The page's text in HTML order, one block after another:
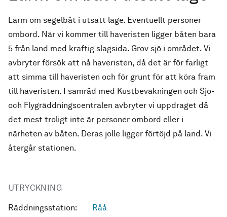
Larm om segelbåt i utsatt läge. Eventuellt personer
ombord. När vi kommer till haveristen ligger båten bara
5 från land med kraftig slagsida. Grov sjö i området. Vi
avbryter försök att nå haveristen, då det är för farligt
att simma till haveristen och för grunt för att köra fram
till haveristen. I samråd med Kustbevakningen och Sjö-
och Flygräddningscentralen avbryter vi uppdraget då
det mest troligt inte är personer ombord eller i
närheten av båten. Deras jolle ligger förtöjd på land. Vi
återgår stationen.
UTRYCKNING
Räddningsstation: Råå